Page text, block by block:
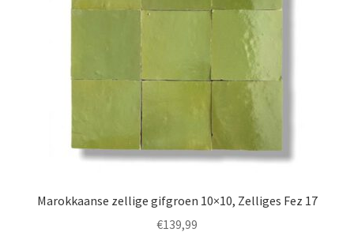
Marokkaanse zellige gifgroen 10×10, Zelliges Fez 17
€139,99